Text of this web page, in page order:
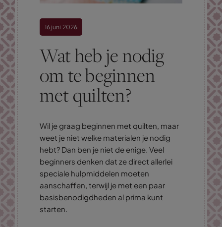
16 juni 2026
Wat heb je nodig
om te beginnen
met quilten?
Wil je graag beginnen met quilten, maar
weet je niet welke materialen je nodig
hebt? Dan ben je niet de enige. Veel
beginners denken dat ze direct allerlei
speciale hulpmiddelen moeten
aanschaffen, terwijl je met een paar
basisbenodigdheden al prima kunt
starten.